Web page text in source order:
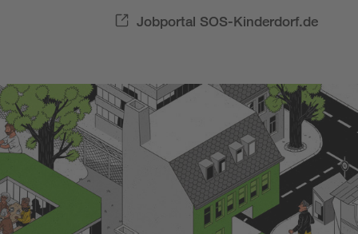
Jobportal SOS-Kinderdorf.de